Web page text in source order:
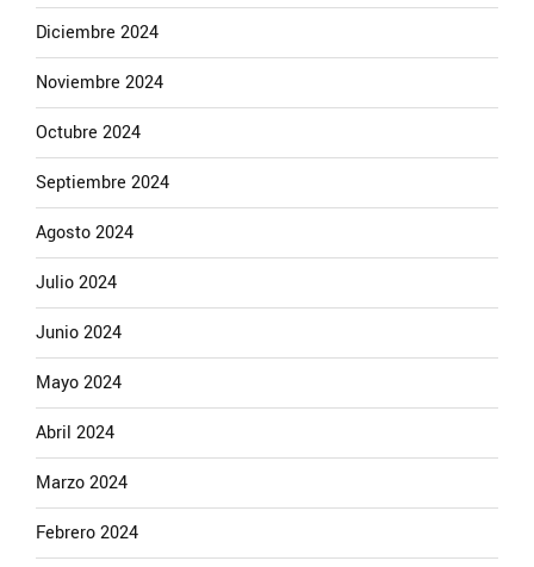
Diciembre 2024
Noviembre 2024
Octubre 2024
Septiembre 2024
Agosto 2024
Julio 2024
Junio 2024
Mayo 2024
Abril 2024
Marzo 2024
Febrero 2024